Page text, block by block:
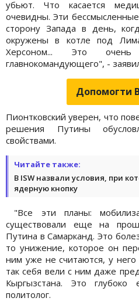
убьют. Что касается
очевидны. Эти
сторону Запада в день,
окружены в котле под
Херсоном... Это очень
главнокомандующего", -
Допомогти
Пионтковский уверен, что
решения Путины
свойствами.
Читайте также:
В ISW назвали условия, при
ядерную кнопку
"Все эти планы:
существовали еще на
Путина в Самарканд. Это
то унижение, которое он
ним уже не считаются, у
так себя вели с ним даже
Кыргызстана. Это
политолог.